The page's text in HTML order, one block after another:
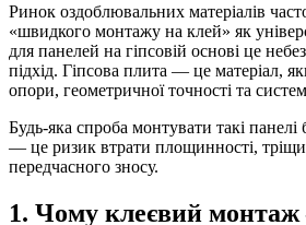
Ринок оздоблювальних матеріалів
«швидкого монтажу на клей» як
для панелей на гіпсовій основі це
підхід. Гіпсова плита — це матеріал,
опори, геометричної точності та
Будь-яка спроба монтувати такі панелі
— це ризик втрати площинності,
передчасного зносу.
1. Чому клеєвий